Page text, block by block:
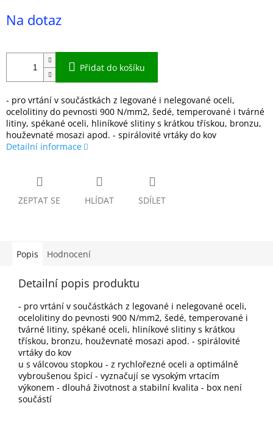
cena:
Na dotaz
Přidat do košíku
- pro vrtání v součástkách z legované i nelegované oceli,
ocelolitiny do pevnosti 900 N/mm2, šedé, temperované i tvárné
litiny, spékané oceli, hliníkové slitiny s krátkou třískou, bronzu,
houževnaté mosazi apod. - spirálovité vrtáky do kov
Detailní informace
ZEPTAT SE HLÍDAT SDÍLET
Popis Hodnocení
Detailní popis produktu
- pro vrtání v součástkách z legované i nelegované oceli,
ocelolitiny do pevnosti 900 N/mm2, šedé, temperované i
tvárné litiny, spékané oceli, hliníkové slitiny s krátkou
třískou, bronzu, houževnaté mosazi apod. - spirálovité
vrtáky do kov
u s válcovou stopkou - z rychlořezné oceli a optimálně
vybroušenou špicí - vyznačují se vysokým vrtacím
výkonem - dlouhá životnost a stabilní kvalita - box není
součástí